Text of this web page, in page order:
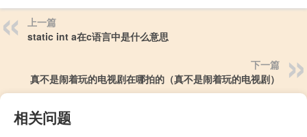
上一篇
static int a在c语言中是什么意思
下一篇
真不是闹着玩的电视剧在哪拍的（真不是闹着玩的电视剧）
相关问题